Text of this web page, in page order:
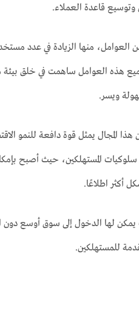
قاعدة العملاء.
منها الزيادة في عدد مستخدمي
هذه العوامل ساهمت في خلق بيئة
ويسر.
هذا المجال يمثل قوة دافعة للنمو
سلوكيات المستهلكين، حيث أصبح
أكثر اطلاعًا.
لها الدخول إلى سوق أوسع دون
للمستهلكين.